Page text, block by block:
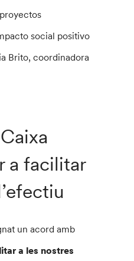
social positivo
Brito, coordinadora
a facilitar
un acord amb
a les nostres